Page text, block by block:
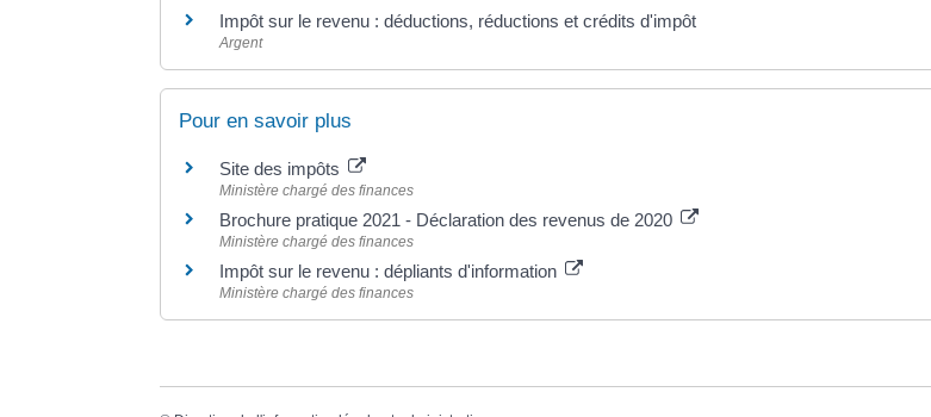
Impôt sur le revenu : déductions, réductions et crédits d'impôt
Argent
Pour en savoir plus
Site des impôts
Ministère chargé des finances
Brochure pratique 2021 - Déclaration des revenus de 2020
Ministère chargé des finances
Impôt sur le revenu : dépliants d'information
Ministère chargé des finances